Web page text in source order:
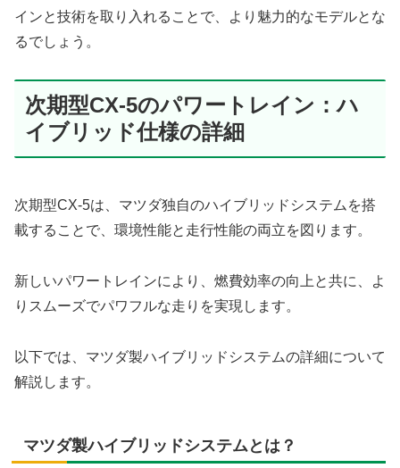
インと技術を取り入れることで、より魅力的なモデルとな
るでしょう。
次期型CX-5のパワートレイン：ハ
イブリッド仕様の詳細
次期型CX-5は、マツダ独自のハイブリッドシステムを搭
載することで、環境性能と走行性能の両立を図ります。
新しいパワートレインにより、燃費効率の向上と共に、よ
りスムーズでパワフルな走りを実現します。
以下では、マツダ製ハイブリッドシステムの詳細について
解説します。
マツダ製ハイブリッドシステムとは？